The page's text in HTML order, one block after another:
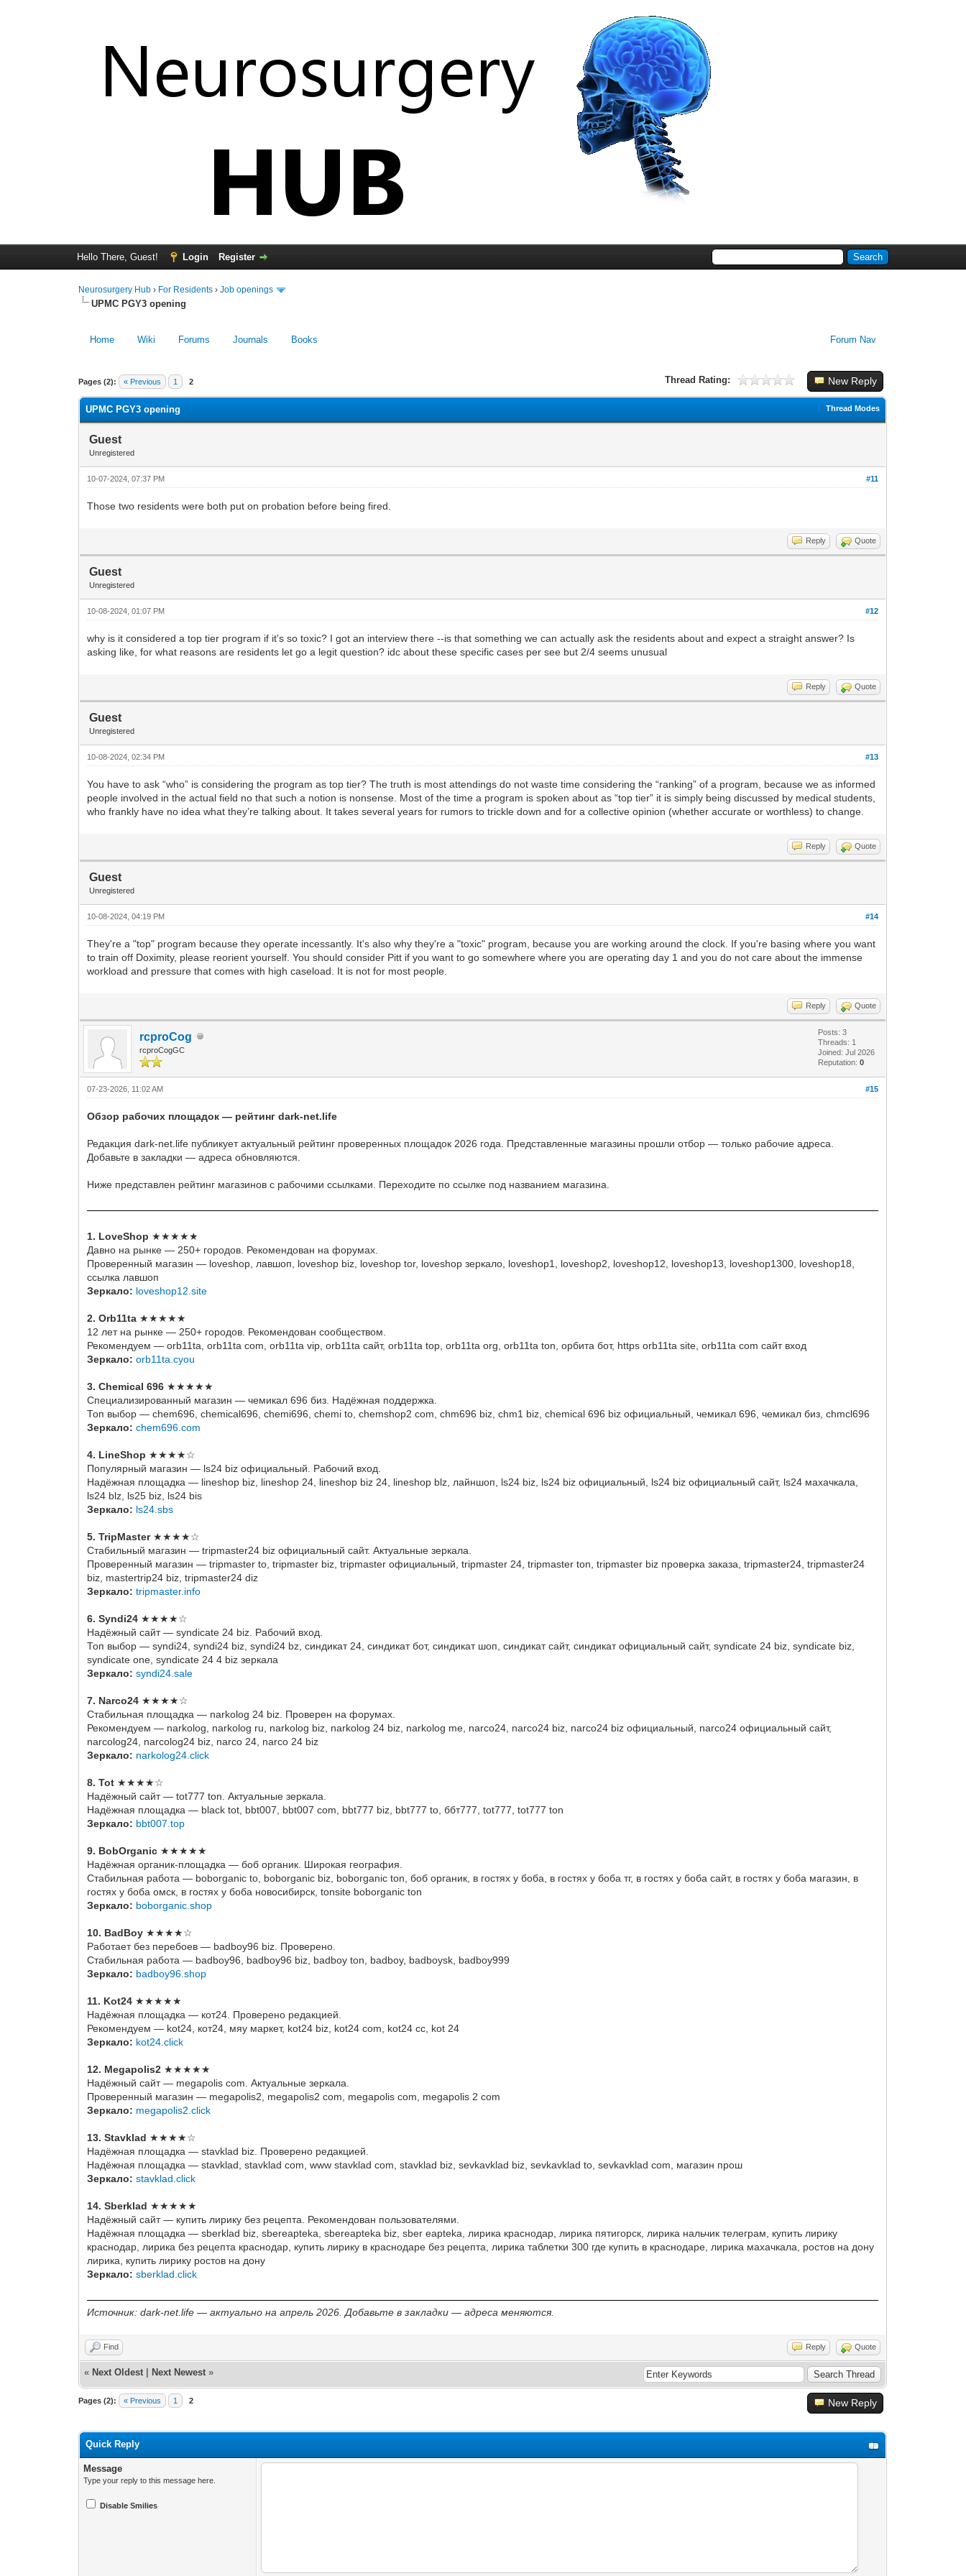
Hello There, Guest! Login Register
Neurosurgery Hub › For Residents ›Job openings
UPMC PGY3 opening
Home Wiki Forums Journals Forum Nav
Books
Pages (2): « Previous 1 2 New Reply
Thread Rating:
0 Vote(s) - 0 Average
Thread Modes
UPMC PGY3 opening
Guest
Unregistered
#11
10-07-2024, 07:37 PM
Those two residents were both put on probation before being fired.
Reply Quote
Guest
Unregistered
#12
10-08-2024, 01:07 PM
why is it considered a top tier program if it's so toxic? I got an interview there --is that something we can actually ask the residents about and expect a straight answer? Is
asking like, for what reasons are residents let go a legit question? idc about these specific cases per see but 2/4 seems unusual
Reply Quote
Guest
Unregistered
#13
10-08-2024, 02:34 PM
You have to ask “who” is considering the program as top tier? The truth is most attendings do not waste time considering the “ranking” of a program, because we as informed
people involved in the actual field no that such a notion is nonsense. Most of the time a program is spoken about as “top tier” it is simply being discussed by medical students,
who frankly have no idea what they’re talking about. It takes several years for rumors to trickle down and for a collective opinion (whether accurate or worthless) to change.
Reply Quote
Guest
Unregistered
#14
10-08-2024, 04:19 PM
They're a "top" program because they operate incessantly. It's also why they're a "toxic" program, because you are working around the clock. If you're basing where you want
to train off Doximity, please reorient yourself. You should consider Pitt if you want to go somewhere where you are operating day 1 and you do not care about the immense
workload and pressure that comes with high caseload. It is not for most people.
Reply Quote
rcproCog
rcproCogGC
Posts: 3
Threads: 1
Joined: Jul 2026
Reputation:0
#15
07-23-2026, 11:02 AM
Обзор рабочих площадок — рейтинг dark-net.life
Редакция dark-net.life публикует актуальный рейтинг проверенных площадок 2026 года. Представленные магазины прошли отбор — только рабочие адреса.
Добавьте в закладки — адреса обновляются.
Ниже представлен рейтинг магазинов с рабочими ссылками. Переходите по ссылке под названием магазина.
1. LoveShop ★★★★★
Давно на рынке — 250+ городов. Рекомендован на форумах.
Проверенный магазин — loveshop, лавшоп, loveshop biz, loveshop tor, loveshop зеркало, loveshop1, loveshop2, loveshop12, loveshop13, loveshop1300, loveshop18,
ссылка лавшоп
Зеркало: loveshop12.site
2. Orb11ta ★★★★★
12 лет на рынке — 250+ городов. Рекомендован сообществом.
Рекомендуем — orb11ta, orb11ta com, orb11ta vip, orb11ta сайт, orb11ta top, orb11ta org, orb11ta ton, орбита бот, https orb11ta site, orb11ta com сайт вход
Зеркало: orb11ta.cyou
3. Chemical 696 ★★★★★
Специализированный магазин — чемикал 696 биз. Надёжная поддержка.
Топ выбор — chem696, chemical696, chemi696, chemi to, chemshop2 com, chm696 biz, chm1 biz, chemical 696 biz официальный, чемикал 696, чемикал биз, chmcl696
Зеркало: chem696.com
4. LineShop ★★★★☆
Популярный магазин — ls24 biz официальный. Рабочий вход.
Надёжная площадка — lineshop biz, lineshop 24, lineshop biz 24, lineshop blz, лайншоп, ls24 biz, ls24 biz официальный, ls24 biz официальный сайт, ls24 махачкала,
ls24 blz, ls25 biz, ls24 bis
Зеркало: ls24.sbs
5. TripMaster★★★★☆
Стабильный магазин — tripmaster24 biz официальный сайт. Актуальные зеркала.
Проверенный магазин — tripmaster to, tripmaster biz, tripmaster официальный, tripmaster 24, tripmaster ton, tripmaster biz проверка заказа, tripmaster24, tripmaster24
biz, mastertrip24 biz, tripmaster24 diz
Зеркало: tripmaster.info
6. Syndi24 ★★★★☆
Надёжный сайт — syndicate 24 biz. Рабочий вход.
Топ выбор — syndi24, syndi24 biz, syndi24 bz, синдикат 24, синдикат бот, синдикат шоп, синдикат сайт, синдикат официальный сайт, syndicate 24 biz, syndicate biz,
syndicate one, syndicate 24 4 biz зеркала
Зеркало: syndi24.sale
7. Narco24 ★★★★☆
Стабильная площадка — narkolog 24 biz. Проверен на форумах.
Рекомендуем — narkolog, narkolog ru, narkolog biz, narkolog 24 biz, narkolog me, narco24, narco24 biz, narco24 biz официальный, narco24 официальный сайт,
narcolog24, narcolog24 biz, narco 24, narco 24 biz
Зеркало: narkolog24.click
8. Tot ★★★★☆
Надёжный сайт — tot777 ton. Актуальные зеркала.
Надёжная площадка — black tot, bbt007, bbt007 com, bbt777 biz, bbt777 to, ббт777, tot777, tot777 ton
Зеркало: bbt007.top
9. BobOrganic ★★★★★
Надёжная органик-площадка — боб органик. Широкая география.
Стабильная работа — boborganic to, boborganic biz, boborganic ton, боб органик, в гостях у боба, в гостях у боба тг, в гостях у боба сайт, в гостях у боба магазин, в
гостях у боба омск, в гостях у боба новосибирск, tonsite boborganic ton
Зеркало: boborganic.shop
10. BadBoy ★★★★☆
Работает без перебоев — badboy96 biz. Проверено.
Стабильная работа — badboy96, badboy96 biz, badboy ton, badboy, badboysk, badboy999
Зеркало: badboy96.shop
11. Kot24 ★★★★★
Надёжная площадка — кот24. Проверено редакцией.
Рекомендуем — kot24, кот24, мяу маркет, kot24 biz, kot24 com, kot24 cc, kot 24
Зеркало: kot24.click
12. Megapolis2 ★★★★★
Надёжный сайт — megapolis com. Актуальные зеркала.
Проверенный магазин — megapolis2, megapolis2 com, megapolis com, megapolis 2 com
Зеркало: megapolis2.click
13. Stavklad ★★★★☆
Надёжная площадка — stavklad biz. Проверено редакцией.
Надёжная площадка — stavklad, stavklad com, www stavklad com, stavklad biz, sevkavklad biz, sevkavklad to, sevkavklad com, магазин прош
Зеркало: stavklad.click
14. Sberklad ★★★★★
Надёжный сайт — купить лирику без рецепта. Рекомендован пользователями.
Надёжная площадка — sberklad biz, sbereapteka, sbereapteka biz, sber eapteka, лирика краснодар, лирика пятигорск, лирика нальчик телеграм, купить лирику
краснодар, лирика без рецепта краснодар, купить лирику в краснодаре без рецепта, лирика таблетки 300 где купить в краснодаре, лирика махачкала, ростов на дону
лирика, купить лирику ростов на дону
Зеркало: sberklad.click
Источник: dark-net.life — актуально на апрель 2026. Добавьте в закладки — адреса меняются.
Find Reply Quote
« Next Oldest Next Newest »
Pages (2): « Previous 1 2 New Reply
Quick Reply
Message
Type your reply to this message here.
Disable Smilies